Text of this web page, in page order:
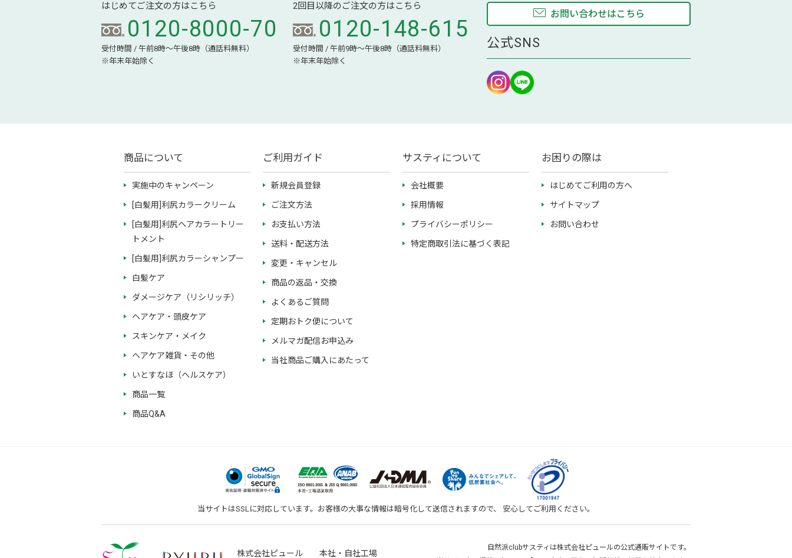
はじめてご注文の方はこちら
0120-8000-70
受付時間 / 午前8時～午後8時（通話料無料）
※年末年始除く
2回目以降のご注文の方はこちら
0120-148-615
受付時間 / 午前9時～午後8時（通話料無料）
※年末年始除く
お問い合わせはこちら
公式SNS
商品について
実施中のキャンペーン
[白髪用]利尻カラークリーム
[白髪用]利尻ヘアカラートリー
トメント
[白髪用]利尻カラーシャンプー
白髪ケア
ダメージケア（リシリッチ）
ヘアケア・頭皮ケア
スキンケア・メイク
ヘアケア雑貨・その他
いとすなほ（ヘルスケア）
商品一覧
商品Q&A
ご利用ガイド
新規会員登録
ご注文方法
お支払い方法
送料・配送方法
変更・キャンセル
商品の返品・交換
よくあるご質問
定期おトク便について
メルマガ配信お申込み
当社商品ご購入にあたって
サスティについて
会社概要
採用情報
プライバシーポリシー
特定商取引法に基づく表記
お困りの際は
はじめてご利用の方へ
サイトマップ
お問い合わせ
当サイトはSSLに対応しています。お客様の大事な情報は暗号化して送信されますので、 安心してご利用ください。
株式会社ピュール 本社・自社工場
自然派clubサスティは株式会社ピュールの公式通販サイトです。